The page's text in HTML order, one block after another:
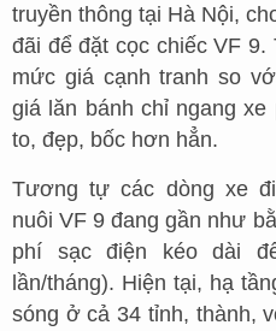
truyền thông tại Hà Nội,
đãi để đặt cọc chiếc VF
mức giá cạnh tranh so
giá lăn bánh chỉ ngang
to, đẹp, bốc hơn hẳn.
Tương tự các dòng xe
nuôi VF 9 đang gần như
phí sạc điện kéo dài
lần/tháng). Hiện tại, hạ
sóng ở cả 34 tỉnh, thành,